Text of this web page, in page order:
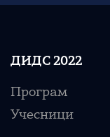
ДИДС 2022
Програм
Учесници